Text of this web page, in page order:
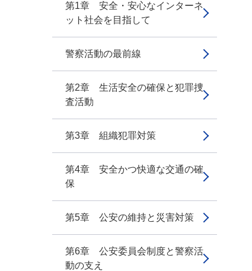
第1章 安全・安心なインターネ
ット社会を目指して
警察活動の最前線
第2章 生活安全の確保と犯罪捜
査活動
第3章 組織犯罪対策
第4章 安全かつ快適な交通の確
保
第5章 公安の維持と災害対策
第6章 公安委員会制度と警察活
動の支え